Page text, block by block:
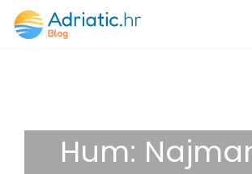
Hum: